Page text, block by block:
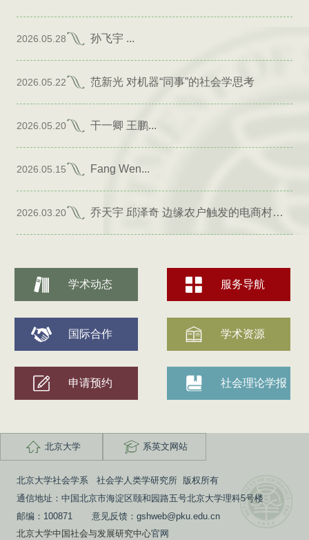
2026.05.28 孙飞宇 ...
2026.05.22 范新光 对机器“同事”的社会学思考
2026.05.20 干一卿 王鹏...
2026.05.15 Fang Wen...
2026.03.20 乔天宇 邱泽奇 边缘农户触发的电商村形成
学术动态 服务导航
国际合作 学术资源
申请预约 社会理论学报
北京大学 系英文网站
北京大学社会学系 社会学人类学研究所 版权所有
通信地址：中国北京市海淀区颐和园路五号北京大学理科5号楼
邮编：100871 意见反馈：gshweb@pku.edu.cn
北京大学中国社会与发展研究中心官网